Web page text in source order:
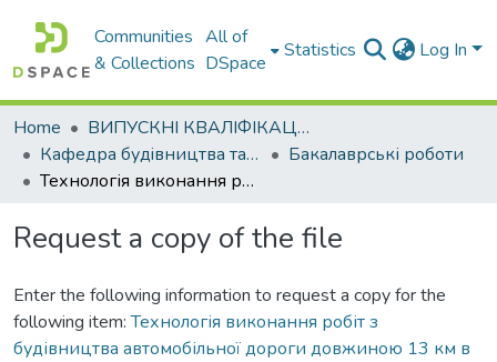
Communities
& Collections
All of
DSpace
Statistics Log In
Home
ВИПУСКНІ КВАЛІФІКАЦІЙНІ РОБОТИ
Кафедра будiвництва та експлуатацiї автомобiльних дорiг
Бакалаврські роботи
Технологія виконання робіт з будівництва автомобільної дороги довжиною 13 км в Херсонській області. Частина 1. Будівництво земляного полотна
Request a copy of the file
Enter the following information to request a copy for the
following item:Технологія виконання робіт з
будівництва автомобільної дороги довжиною 13 км в